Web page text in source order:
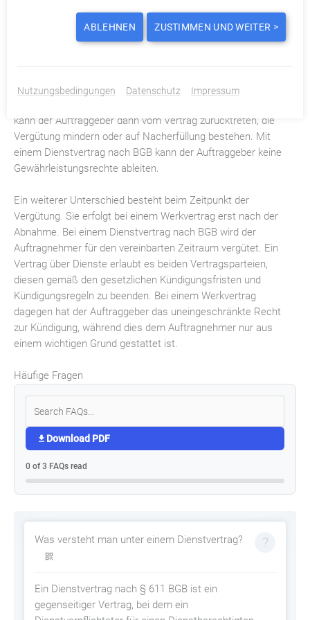
Der Dienstverpflichtete ist bei einem Vertrag über Dienste
nicht für die Mangelfreiheit verantwortlich. Bei einer
Werk den Anforderungen des Auftraggebers nicht entspricht,
kann der Auftraggeber dann vom Vertrag zurücktreten, die
Vergütung mindern oder auf Nacherfüllung bestehen. Mit
einem Dienstvertrag nach BGB kann der Auftraggeber keine
Gewährleistungsrechte ableiten.
Ein weiterer Unterschied besteht beim Zeitpunkt der
Vergütung. Sie erfolgt bei einem Werkvertrag erst nach der
Abnahme. Bei einem Dienstvertrag nach BGB wird der
Auftragnehmer für den vereinbarten Zeitraum vergütet. Ein
Vertrag über Dienste erlaubt es beiden Vertragsparteien,
diesen gemäß den gesetzlichen Kündigungsfristen und
Kündigungsregeln zu beenden. Bei einem Werkvertrag
dagegen hat der Auftraggeber das uneingeschränkte Recht
zur Kündigung, während dies dem Auftragnehmer nur aus
einem wichtigen Grund gestattet ist.
Häufige Fragen
Download PDF
0 of 3 FAQs read
Was versteht man unter einem Dienstvertrag?
Ein Dienstvertrag nach § 611 BGB ist ein
gegenseitiger Vertrag, bei dem ein
ABLEHNEN ZUSTIMMEN UND WEITER >
Nutzungsbedingungen Datenschutz Impressum